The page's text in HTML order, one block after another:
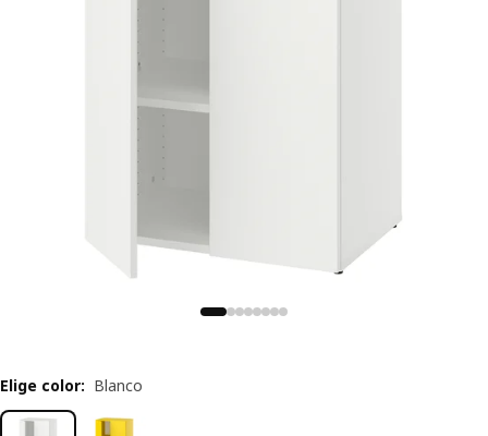
Elige color: Blanco